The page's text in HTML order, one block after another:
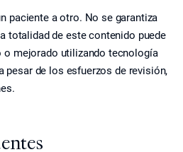
paciente a otro. No se garantiza
totalidad de este contenido puede
o mejorado utilizando tecnología
pesar de los esfuerzos de revisión,